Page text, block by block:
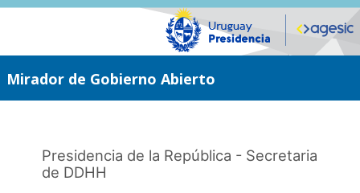
Saltar
Mirador de Gobierno Abierto
Presidencia de la República - Secretaria
de DDHH